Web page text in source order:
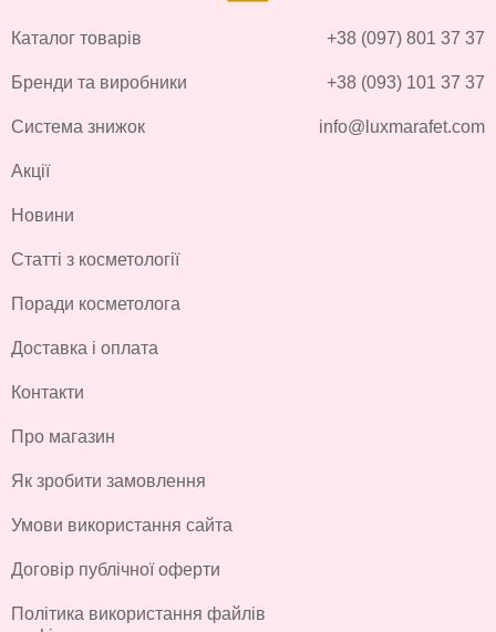
Каталог товарів
Бренди та виробники
Система знижок
Акції
Новини
Статті з косметології
Поради косметолога
Доставка і оплата
Контакти
Про магазин
Як зробити замовлення
Умови використання сайта
Договір публічної оферти
Політика використання файлів
+38 (097) 801 37 37
+38 (093) 101 37 37
info@luxmarafet.com